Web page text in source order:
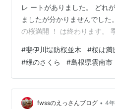
レ ートがありました。 どれ
ましたが分かりませんでし
の桜満開 ！ は終わります。
#斐伊川堤防桜並木 #桜は満
#緑のさくら #島根県雲南市
fwssのえっさんブログ • 4